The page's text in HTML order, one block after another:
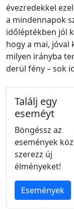
évezredekkel
a mindennapok
időléptékben jól
hogy a mai, jóval
milyen irányba
derül fény – sok
Találj egy
eseméyt
Böngéssz az
események
szerezz új
élményeket!
Események